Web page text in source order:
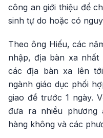
công an giới thiệu để
sinh tự do hoặc có
Theo ông Hiếu, các
nhập, địa bàn xa nhất
các địa bàn xa lên
ngành giáo dục phối
giao đề trước 1 ngày.
đưa ra nhiều phương
hàng không và các